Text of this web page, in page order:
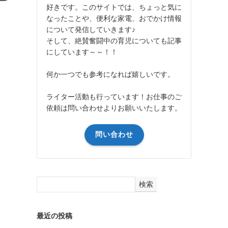
好きです。このサイトでは、ちょっと気に
なったことや、便利な家電、おでかけ情報
について発信していきます♪
そして、絶賛奮闘中の育児についても記事
にしています～～！！
何か一つでも参考になれば嬉しいです。
ライター活動も行っています！お仕事のご
依頼は問い合わせよりお願いいたします。
問い合わせ
検索
最近の投稿